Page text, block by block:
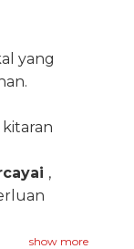
yang
,
show more